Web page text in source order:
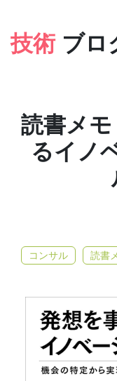
技術 ブロ
読書メ
るイノ
コンサル 読書